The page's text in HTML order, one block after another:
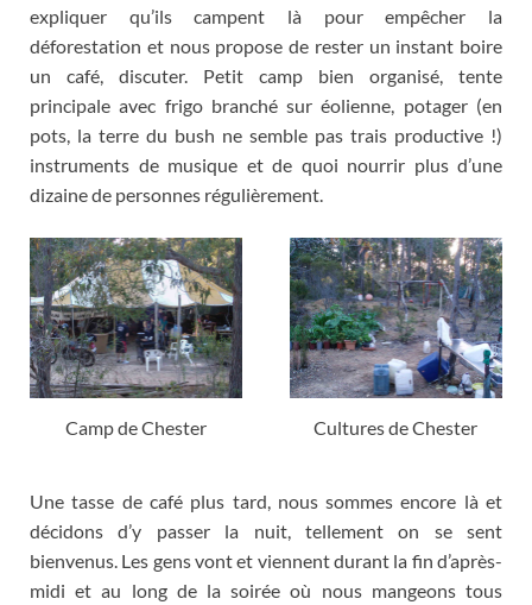
expliquer qu’ils campent là pour empêcher la
déforestation et nous propose de rester un instant boire
un café, discuter. Petit camp bien organisé, tente
principale avec frigo branché sur éolienne, potager(en
pots, la terre du bush ne semble pas trais productive !)
instruments de musique et de quoi nourrir plus d’une
dizaine de personnes régulièrement.
Camp de Chester Cultures de Chester
Une tasse de café plus tard, nous sommes encore là et
décidons d’y passer la nuit, tellement on se sent
bienvenus. Les gens vont et viennent durant la fin d’après-
midi et au long de la soirée où nous mangeons tous